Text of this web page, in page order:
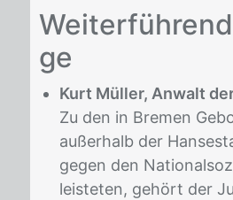
ge
Kurt Müller, Anwalt
Zu den in Bremen
außerhalb der
gegen den
leisteten, gehört der